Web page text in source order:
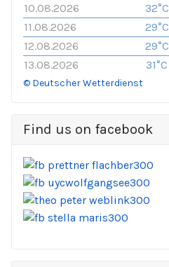
10.08.2026
32°C
11.08.2026
29°C
12.08.2026
29°C
13.08.2026
31°C
© Deutscher Wetterdienst
Find us on facebook